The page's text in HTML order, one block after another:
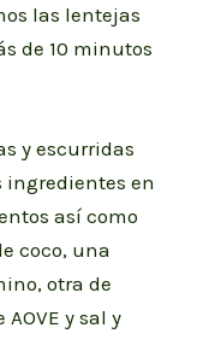
las lentejas
de 10 minutos
y escurridas
en
así como
coco, una
otra de
y sal y